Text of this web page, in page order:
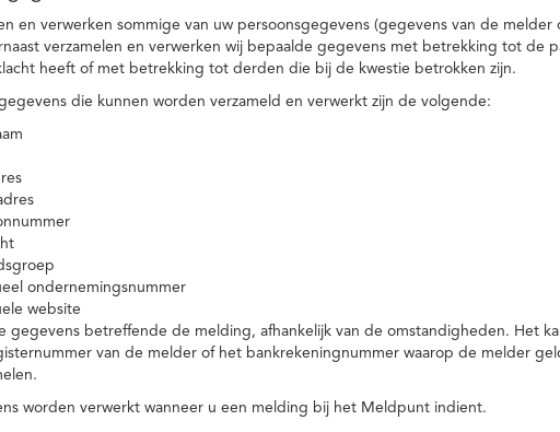
en verwerken sommige van uw persoonsgegevens (gegevens van de
verzamelen en verwerken wij bepaalde gegevens met betrekking tot de
heeft of met betrekking tot derden die bij de kwestie betrokken zijn.
die kunnen worden verzameld en verwerkt zijn de volgende:
ondernemingsnummer
website
gegevens betreffende de melding, afhankelijk van de omstandigheden. Het
van de melder of het bankrekeningnummer waarop de melder
worden verwerkt wanneer u een melding bij het Meldpunt indient.